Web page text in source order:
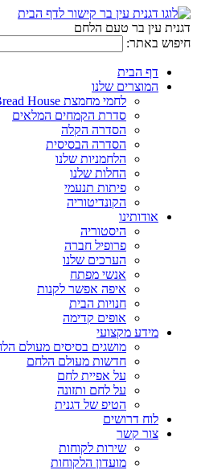
דגנית עין בר טעם הלחם
חיפוש באתר:
דף הבית
המוצרים שלנו
לחמי מחמצת Bread House
סדרת הקמחים המלאים
הסדרה הקלה
הסדרה הבסיסית
הלחמניות שלנו
החלות שלנו
פיתות תנעמי
הקונדיטוריה
אודותינו
היסטוריה
פרופיל חברה
הערכים שלנו
אנשי מפתח
איפה אפשר לקנות
חנויות הבית
אופים קדימה
מידע מקצועי
מושגים בסיסים מעולם
חדשות מעולם הלחם
על אפיית לחם
על לחם ותזונה
הטיפ של דגנית
לוח דרושים
צור קשר
שירות לקוחות
מועדון הלקוחות